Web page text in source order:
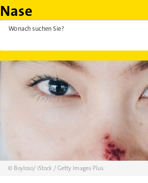
Nase
Wonach suchen Sie?
© Boyloso/ iStock / Getty Images Plus